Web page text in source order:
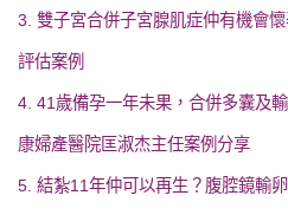
3. 雙子宮合併子宮腺肌症仲有機會
評估案例
4. 41歲備孕一年未果，合併多囊及
康婦產醫院匡淑杰主任案例分享
5. 結紮11年仲可以再生？腹腔鏡輸